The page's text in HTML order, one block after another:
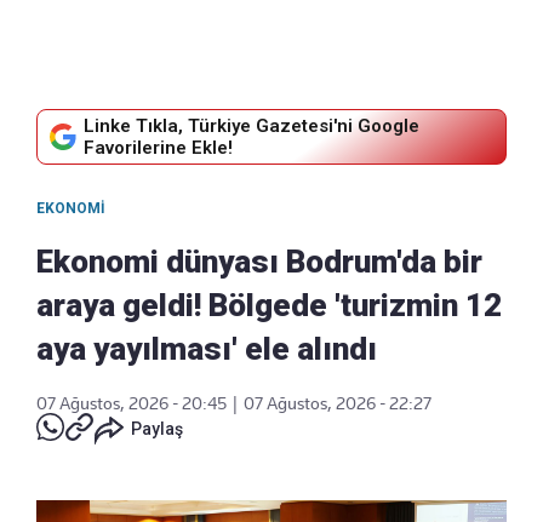
Linke Tıkla, Türkiye Gazetesi'ni Google
Favorilerine Ekle!
EKONOMI
Ekonomi dünyası Bodrum'da bir
araya geldi! Bölgede 'turizmin 12
aya yayılması' ele alındı
07 Ağustos, 2026 - 20:45
07 Ağustos, 2026 - 22:27
Paylaş